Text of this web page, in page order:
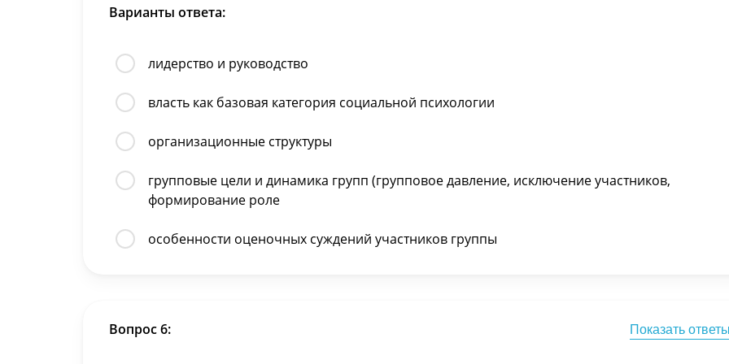
Варианты ответа:
лидерство и руководство
власть как базовая категория социальной психологии
организационные структуры
групповые цели и динамика групп (групповое давление, исключение участников,
формирование роле
особенности оценочных суждений участников группы
Вопрос 6: Показать